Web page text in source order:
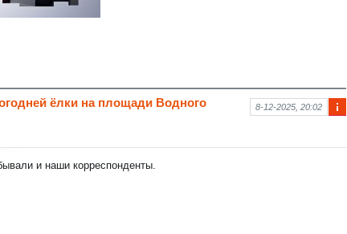
рм
8-12-2025, 20:02
ёлки на площади Водного
и наши корреспонденты.